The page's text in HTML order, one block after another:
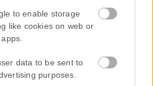
to enable storage
like cookies on web or
data to be sent to
purposes.
MEDIA GROUP A.E.” και κατ’
αυτή “www.karfitsa.gr”
(ΕΕ) 2018/334 της Επιτροπής της
στο διαδίκτυο (L 63).